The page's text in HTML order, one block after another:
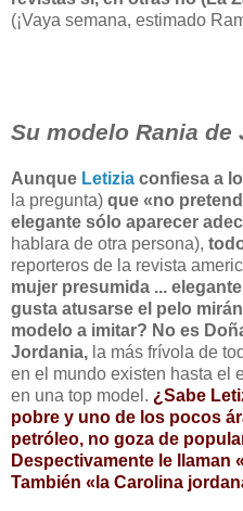
(¡Vaya semana, estimado
Su modelo Rania de
Aunque Letizia confiesa a
la pregunta) que «no
elegante sólo aparecer
hablara de otra persona),
reporteros de la revista
mujer presumida ...
gusta atusarse el pelo
modelo a imitar? No es
Jordania, la más frívola de
en el mundo existen hasta el
en una top model. ¿Sabe
pobre y uno de los pocos
petróleo, no goza de
Despectivamente le llaman
También «la Carolina